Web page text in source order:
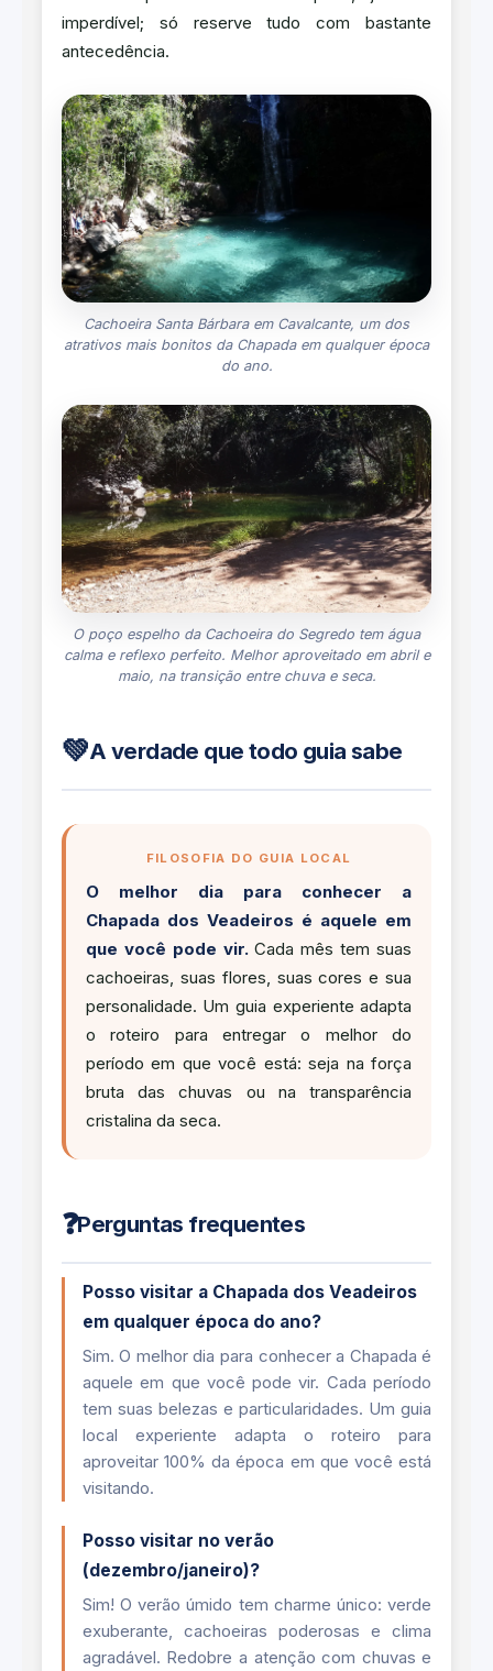
imperdível; só reserve tudo com bastante
antecedência.
Cachoeira Santa Bárbara em Cavalcante, um dos
atrativos mais bonitos da Chapada em qualquer época
do ano.
O poço espelho da Cachoeira do Segredo tem água
calma e reflexo perfeito. Melhor aproveitado em abril e
maio, na transição entre chuva e seca.
💚A verdade que todo guia sabe
FILOSOFIA DO GUIA LOCAL
O melhor dia para conhecer a
Chapada dos Veadeiros é aquele em
que você pode vir.Cada mês tem suas
cachoeiras, suas flores, suas cores e sua
personalidade. Um guia experiente adapta
o roteiro para entregar o melhor do
período em que você está: seja na força
bruta das chuvas ou na transparência
cristalina da seca.
❓Perguntas frequentes
Posso visitar a Chapada dos Veadeiros
em qualquer época do ano?
Sim. O melhor dia para conhecer a Chapada é
aquele em que você pode vir. Cada período
tem suas belezas e particularidades. Um guia
local experiente adapta o roteiro para
aproveitar 100% da época em que você está
visitando.
Posso visitar no verão
(dezembro/janeiro)?
Sim! O verão úmido tem charme único: verde
exuberante, cachoeiras poderosas e clima
agradável. Redobre a atenção com chuvas e